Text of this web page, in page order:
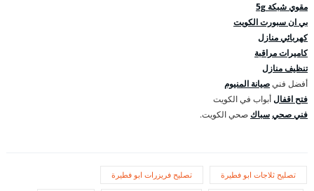
مقوي شبكة 5g
بي ان سبورت الكويت
كهربائي منازل
كاميرات مراقبة
تنظيف منازل
أفضل فنيصيانة المنيوم
فتح اقفالأبواب في الكويت
فني صحيسباك صحي الكويت.
تصليح ثلاجات ابو فطيرة تصليح فريزرات ابو فطيرة